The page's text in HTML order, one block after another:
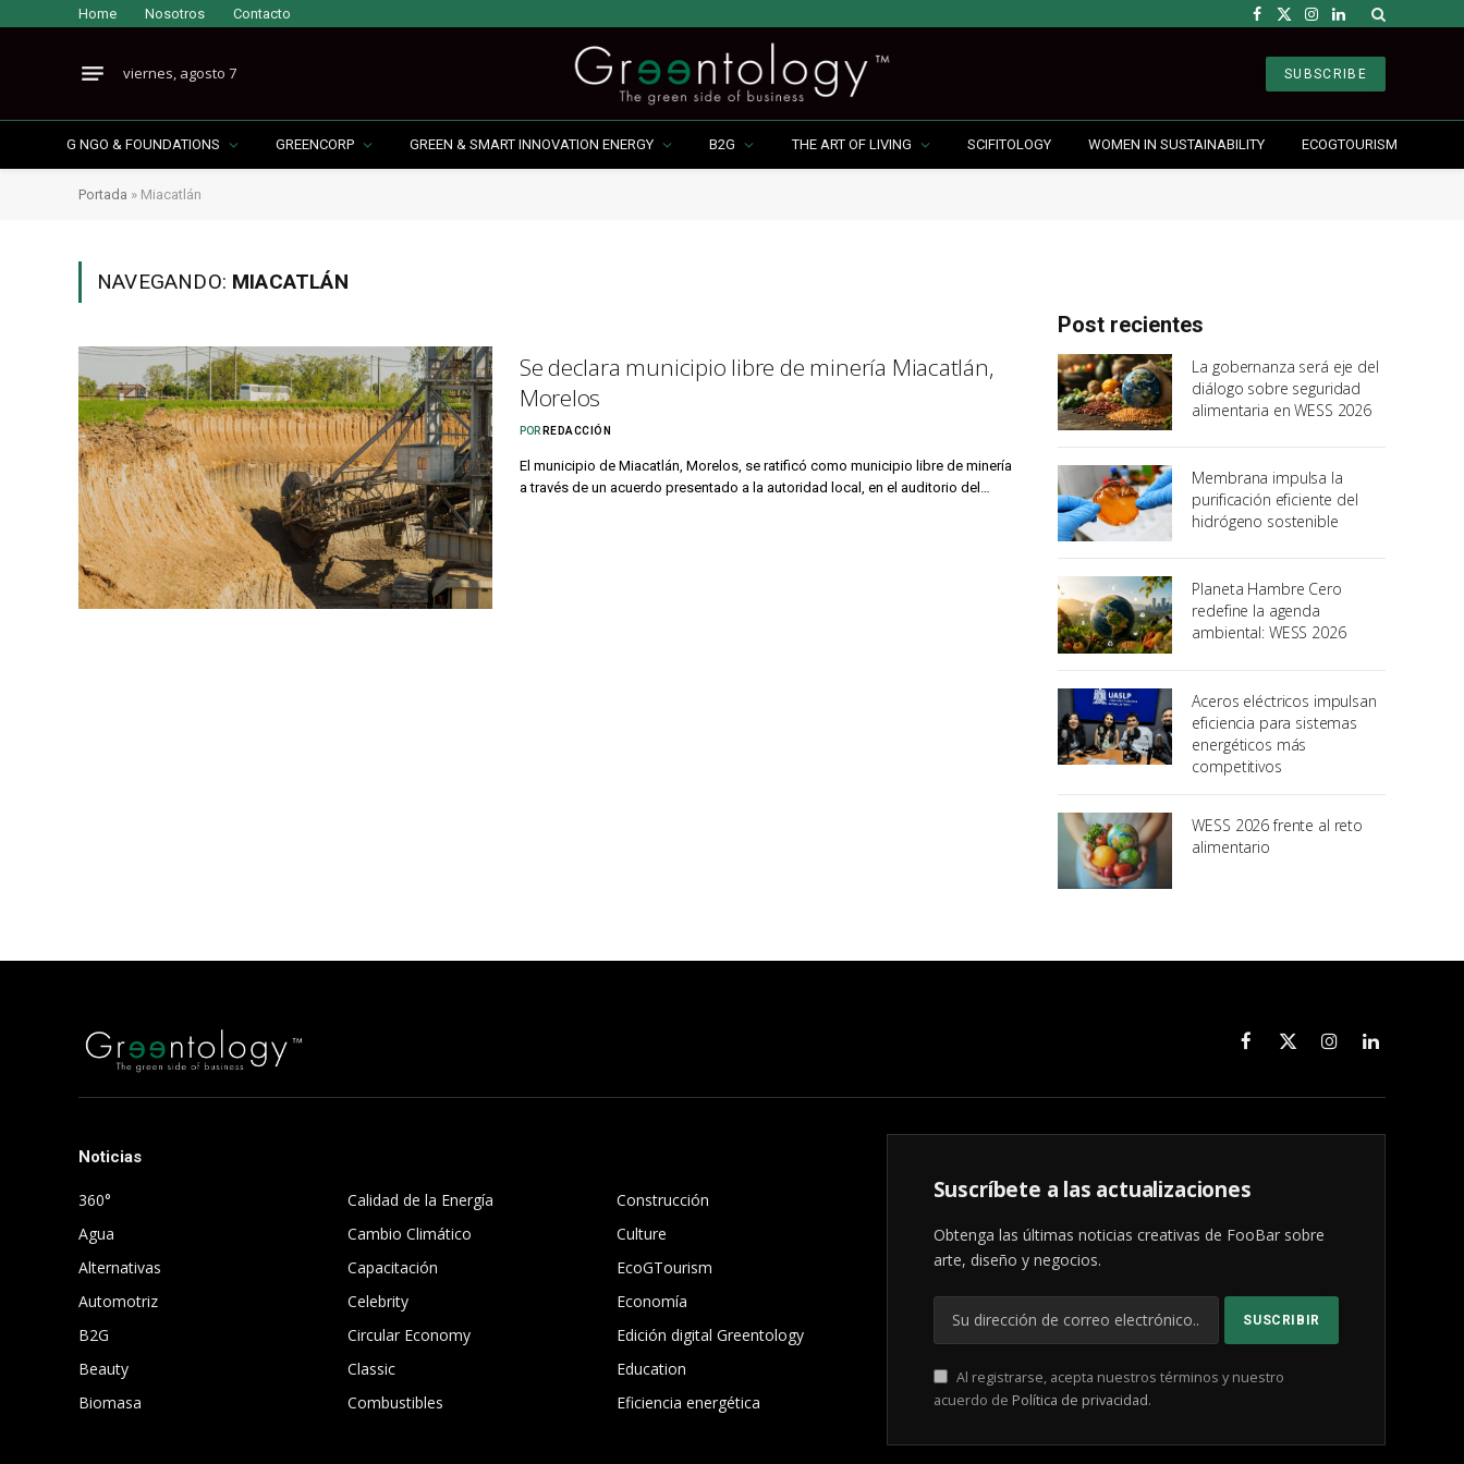
Home Nosotros Contacto Facebook
X
Instagram
LinkedIn
viernes, agosto 7 SUBSCRIBE
G NGO & FOUNDATIONS GREENCORP GREEN & SMART INNOVATION ENERGY B2G THE ART OF LIVING SCIFITOLOGY WOMEN IN SUSTAINABILITY ECOGTOURISM
Portada » Miacatlán
NAVEGANDO: MIACATLÁN
Se declara municipio libre de minería Miacatlán,
Morelos
POR REDACCIÓN
El municipio de Miacatlán, Morelos, se ratificó como municipio libre de minería
a través de un acuerdo presentado a la autoridad local, en el auditorio del…
Post recientes
La gobernanza será eje del
diálogo sobre seguridad
alimentaria en WESS 2026
Membrana impulsa la
purificación eficiente del
hidrógeno sostenible
Planeta Hambre Cero
redefine la agenda
ambiental: WESS 2026
Aceros eléctricos impulsan
eficiencia para sistemas
energéticos más
competitivos
WESS 2026 frente al reto
alimentario
Facebook
X
InstagramLinkedIn
Noticias
360°
Agua
Alternativas
Automotriz
B2G
Beauty
Biomasa
Calidad de la Energía
Cambio Climático
Capacitación
Celebrity
Circular Economy
Classic
Combustibles
Construcción
Culture
EcoGTourism
Economía
Edición digital Greentology
Education
Eficiencia energética
Suscríbete a las actualizaciones
Obtenga las últimas noticias creativas de FooBar sobre
arte, diseño y negocios.
Al registrarse, acepta nuestros términos y nuestro
acuerdo de Política de privacidad.